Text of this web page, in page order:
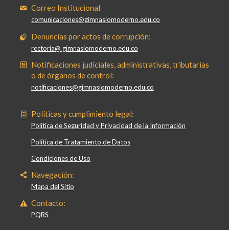
Correo Institucional
comunicaciones@gimnasiomoderno.edu.co
Denuncias por actos de corrupción:
rectoria@ gimnasiomoderno.edu.co
Notificaciones judiciales, administrativas, tributarias
o de órganos de control:
notificaciones@gimnasiomoderno.edu.co
Políticas y cumplimiento legal:
Política de Seguridad y Privacidad de la Información
Política de Tratamiento de Datos
Condiciones de Uso
Navegación:
Mapa del Sitio
Contacto:
PQRS